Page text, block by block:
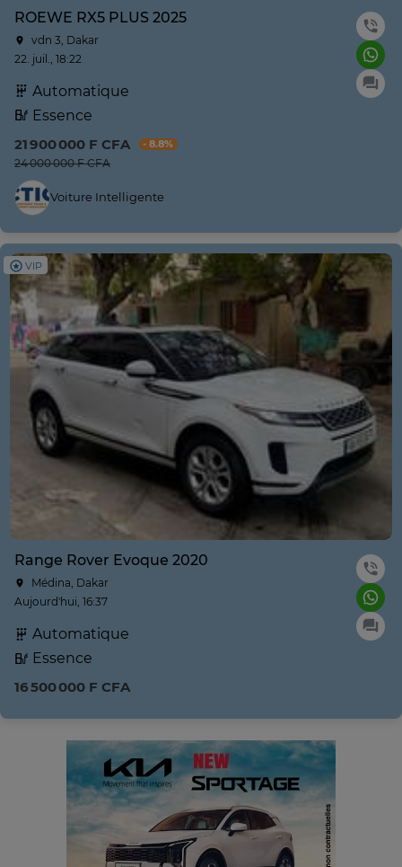
ROEWE RX5 PLUS 2025
vdn 3, Dakar
22. juil., 18:22
Automatique
Essence
21 900 000 F CFA
- 8.8%
24 000 000 F CFA
Voiture Intelligente
VIP
Range Rover Evoque 2020
Médina, Dakar
Aujourd'hui, 16:37
Automatique
Essence
16 500 000 F CFA